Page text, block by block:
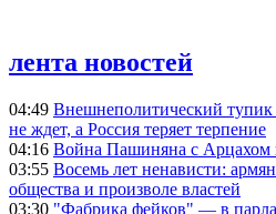
лента новостей
04:49 Внешнеполитический
не ждет, а Россия теряет терпение
04:16 Война Пашиняна с Арцахом
03:55 Восемь лет ненависти:
общества и произволе властей
03:30 "Фабрика фейков" — в